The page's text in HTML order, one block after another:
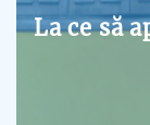
La ce să